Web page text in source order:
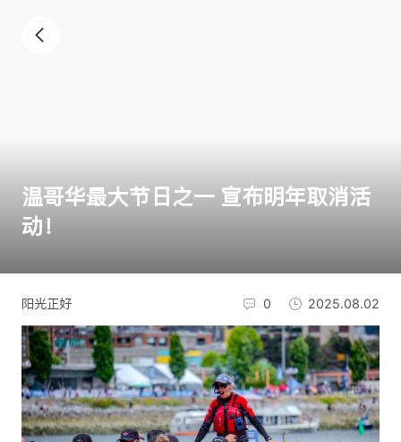
温哥华最大节日之一 宣布明年取消活
动！
阳光正好 0 2025.08.02